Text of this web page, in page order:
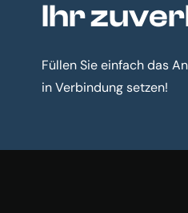
Ihr
Füllen Sie einfach das
in Verbindung setzen!